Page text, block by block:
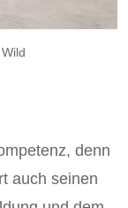
denn
auch seinen